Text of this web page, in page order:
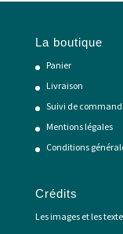
La boutique
Panier
Livraison
Suivi de
Mentions légales
Conditions
Crédits
Les images et les